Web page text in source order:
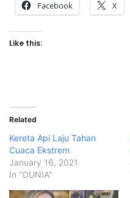
Facebook X
Like this:
Related
Kereta Api Laju Tahan
Cuaca Ekstrem
January 16, 2021
In "DUNIA"